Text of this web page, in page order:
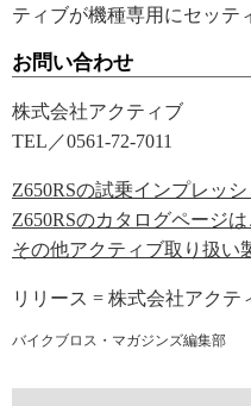
ティブが機種専用にセッテ
お問い合わせ
株式会社アクティブ
TEL／0561-72-7011
Z650RSの試乗インプレッ
Z650RSのカタログページ
その他アクティブ取り扱い
リリース = 株式会社アクテ
バイクブロス・マガジンズ編集部